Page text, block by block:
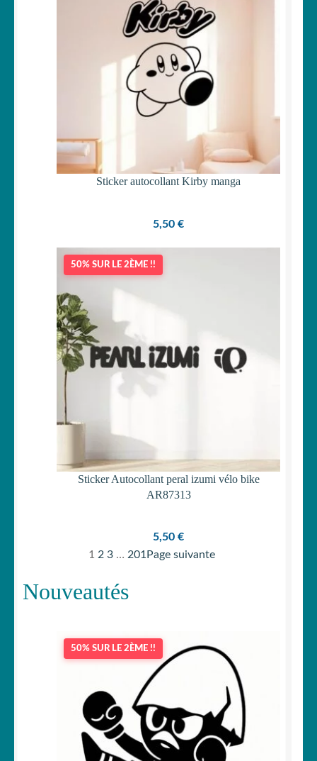
Sticker autocollant Kirby manga
5,50 €
50% SUR LE 2ÈME !!
Sticker Autocollant peral izumi vélo bike
AR87313
5,50 €
1 2 3 … 201 Page suivante
Nouveautés
50% SUR LE 2ÈME !!